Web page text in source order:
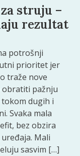
struju –
rezultat
potrošnji
prioritet jer
traže nove
obratiti pažnju
dugih i
Svaka mala
bez obzira
Mali
sasvim […]